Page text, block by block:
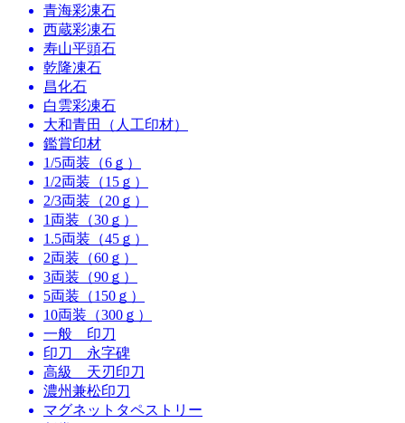
青海彩凍石
西蔵彩凍石
寿山平頭石
乾隆凍石
昌化石
白雲彩凍石
大和青田（人工印材）
鑑賞印材
1/5両装（6ｇ）
1/2両装（15ｇ）
2/3両装（20ｇ）
1両装（30ｇ）
1.5両装（45ｇ）
2両装（60ｇ）
3両装（90ｇ）
5両装（150ｇ）
10両装（300ｇ）
一般 印刀
印刀 永字碑
高級 天刃印刀
濃州兼松印刀
マグネットタペストリー